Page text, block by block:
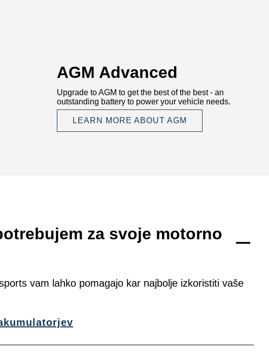
AGM Advanced
Upgrade to AGM to get the best of the best - an
outstanding battery to power your vehicle needs.
LEARN MORE ABOUT AGM
za svoje motorno
vam lahko pomagajo kar najbolje izkoristiti vaše